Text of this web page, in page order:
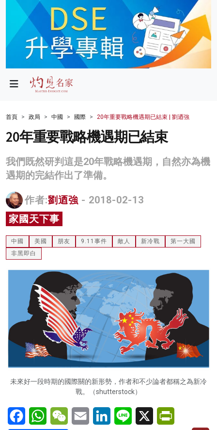
政局
財經
生活
商業
科技
影片
灼見活動
關於我們
首頁 政局 中國 國際 20年重要戰略機遇期已結束 | 劉迺強
20年重要戰略機遇期已結束
我們既然研判這是20年戰略機遇期，自然亦為機
遇期的完結作出了準備。
作者:劉迺強 - 2018-02-13
家國天下事
中國 美國 朋友 9.11事件 敵人 新冷戰
第一大國
非黑即白
未來好一段時期的國際關的新形勢，作者和不少論者都稱之為新冷
戰。（shutterstock）
FacebookWhatsAppWeChatEmail LinkedInLine X